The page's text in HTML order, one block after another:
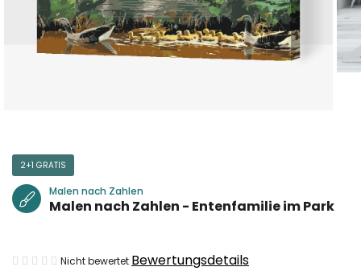
2+1 GRATIS
Malen nach Zahlen
Malen nach Zahlen - Entenfamilie im Park
Die
Nicht bewertet Bewertungsdetails